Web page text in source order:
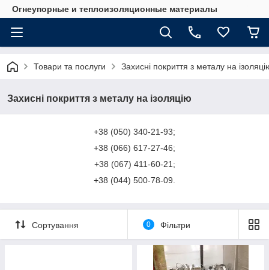
Огнеупорные и теплоизоляционные материалы
Товари та послуги Захисні покриття з металу на
Захисні покриття з металу на ізоляцію
+38 (050) 340-21-93;
+38 (066) 617-27-46;
+38 (067) 411-60-21;
+38 (044) 500-78-09.
Сортування 0 Фільтри